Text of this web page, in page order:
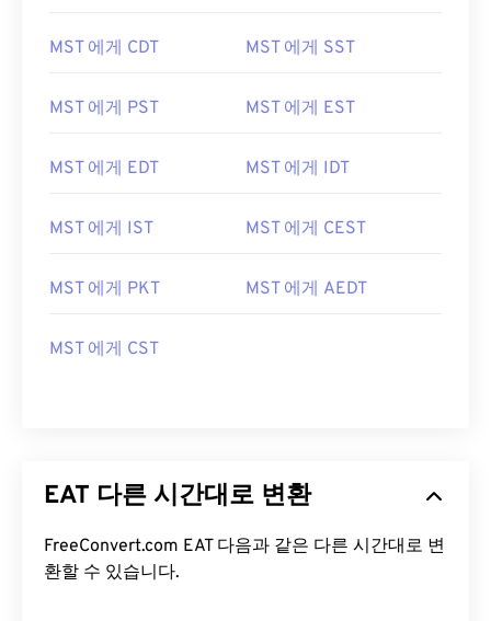
MST 에게 CDT MST 에게 SST
MST 에게 PST MST 에게 EST
MST 에게 EDT MST 에게 IDT
MST 에게 IST MST 에게 CEST
MST 에게 PKT MST 에게 AEDT
MST 에게 CST
EAT 다른 시간대로 변환
FreeConvert.com EAT 다음과 같은 다른 시간대로 변
환할 수 있습니다.